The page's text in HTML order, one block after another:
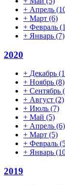
+ Апрель
+ Март (6)
+ Февраль
+ Январь (7)
2020
+ Декабрь
+ Ноябрь (8)
+ Сентябрь
+ Август (2)
+ Июль (7)
+ Май (5)
+ Апрель (6)
+ Март (5)
+ Февраль
+ Январь
2019